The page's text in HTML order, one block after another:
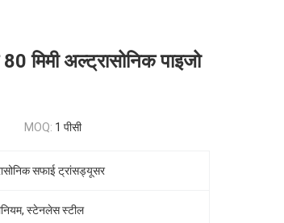
मिमी अल्ट्रासोनिक पाइजो
MOQ: 1 पीसी
सफाई ट्रांसड्यूसर
स्टेनलेस स्टील